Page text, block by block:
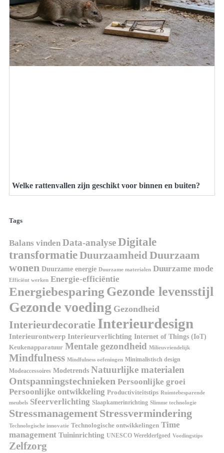
Welke rattenvallen zijn geschikt voor binnen en buiten?
Tags
Balans vinden Data-analyseDigitale
transformatieDuurzaamheidDuurzaam
wonen Duurzame energie Duurzame materialen Duurzame mode
Efficiënt werken Energie-efficiëntie
Energiebesparing Gezonde levensstijl
Gezonde voeding Gezondheid
Interieurdecoratie Interieurdesign
Interieurontwerp Interieurverlichting Internet of Things (IoT)
Keukenapparatuur Mentale gezondheid Milieuvriendelijk
Mindfulness Mindfulness oefeningen Minimalistisch design
Modeaccessoires Modetrends Natuurlijke materialen
Ontspanningstechnieken Persoonlijke groei
Persoonlijke ontwikkeling Productiviteitstips Ruimtebesparende
meubels Sfeerverlichting Slaapkamerinrichting Slimme technologie
Stressmanagement Stressvermindering
Technologische innovatie Technologische ontwikkelingen Time
management Tuininrichting UNESCO Werelderfgoed Voedingstips
Zelfzorg